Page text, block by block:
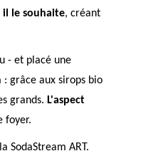
il le souhaite, créant
- et placé une
grâce aux sirops bio
grands. L'aspect
foyer.
SodaStream ART.